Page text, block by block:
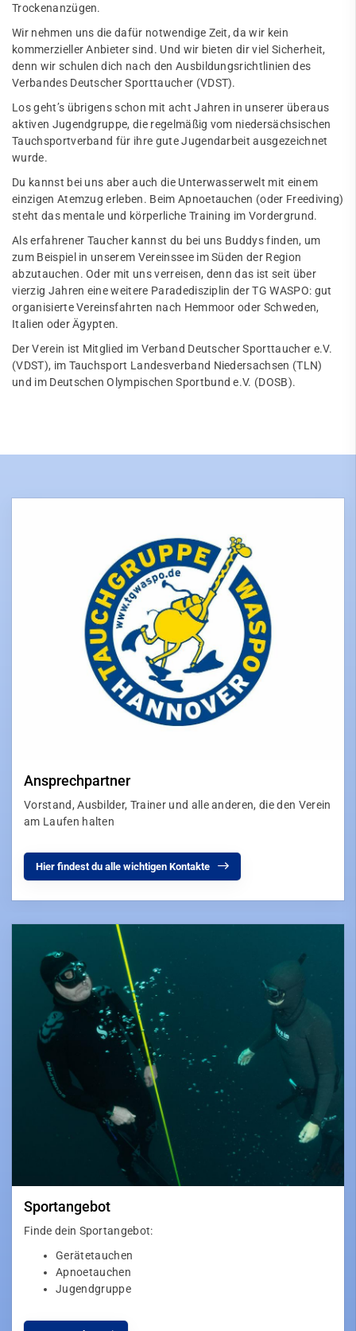
Trockenanzügen.
Wir nehmen uns die dafür notwendige Zeit, da wir kein
kommerzieller Anbieter sind. Und wir bieten dir viel Sicherheit,
denn wir schulen dich nach den Ausbildungsrichtlinien des
Verbandes Deutscher Sporttaucher (VDST).
Los geht’s übrigens schon mit acht Jahren in unserer überaus
aktiven Jugendgruppe, die regelmäßig vom niedersächsischen
Tauchsportverband für ihre gute Jugendarbeit ausgezeichnet
wurde.
Du kannst bei uns aber auch die Unterwasserwelt mit einem
einzigen Atemzug erleben. Beim Apnoetauchen (oder Freediving)
steht das mentale und körperliche Training im Vordergrund.
Als erfahrener Taucher kannst du bei uns Buddys finden, um
zum Beispiel in unserem Vereinssee im Süden der Region
abzutauchen. Oder mit uns verreisen, denn das ist seit über
vierzig Jahren eine weitere Paradedisziplin der TG WASPO: gut
organisierte Vereinsfahrten nach Hemmoor oder Schweden,
Italien oder Ägypten.
Der Verein ist Mitglied im Verband Deutscher Sporttaucher e.V.
(VDST), im Tauchsport Landesverband Niedersachsen (TLN)
und im Deutschen Olympischen Sportbund e.V. (DOSB).
Ansprechpartner
Vorstand, Ausbilder, Trainer und alle anderen, die den Verein
am Laufen halten
Hier findest du alle wichtigen Kontakte
Sportangebot
Finde dein Sportangebot:
Gerätetauchen
Apnoetauchen
Jugendgruppe